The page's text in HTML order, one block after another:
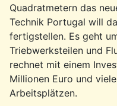
Quadratmetern das
Technik Portugal will
fertigstellen. Es geht
Triebwerksteilen und
rechnet mit einem
Millionen Euro und
Arbeitsplätzen.